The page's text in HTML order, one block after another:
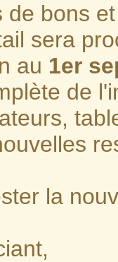
de bons
sera
au 1er
de
la